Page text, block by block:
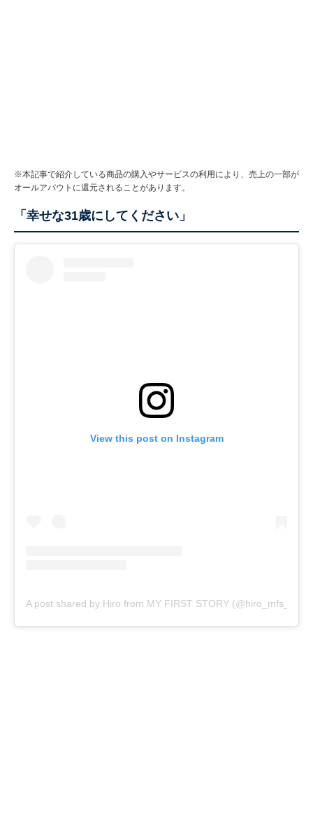
※本記事で紹介している商品の購入やサービスの利用により、売上の一部が
オールアバウトに還元されることがあります。
「幸せな31歳にしてください」
View this post on Instagram
A post shared by Hiro from MY FIRST STORY